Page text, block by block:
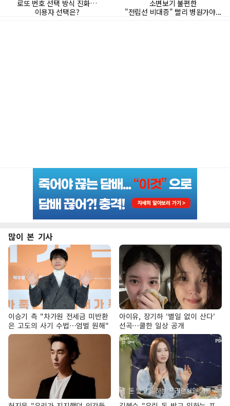
많이 본 기사
이승기 측 "차가원 전세금 미반환
은 고도의 사기 수법…엄벌 원해"
아이유, 장기하 '별일 없이 산다'
선곡…쿨한 일상 공개